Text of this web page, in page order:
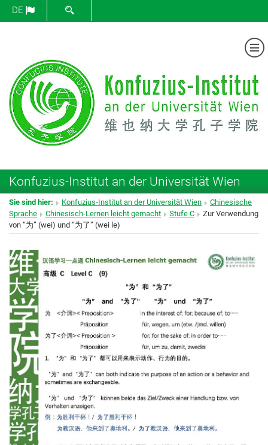
DE SUCHFORMULAR ÖFFNEN
Konfuzius-Institut an der Universität Wien
Sie sind hier: Konfuzius-Institut an der Universität Wien
Chinesische
Sprache
Chinesisch-Lernen leicht gemacht Stufe C
Zur Verwendung
von “为” (wei) und “为了” (wei le)